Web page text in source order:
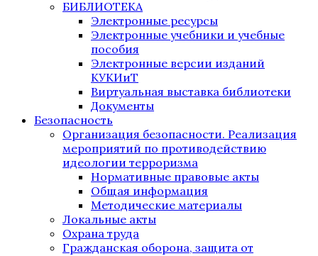
БИБЛИОТЕКА
Электронные ресурсы
Электронные учебники и учебные
пособия
Электронные версии изданий
КУКИиТ
Виртуальная выставка библиотеки
Документы
Безопасность
Организация безопасности. Реализация
мероприятий по противодействию
идеологии терроризма
Нормативные правовые акты
Общая информация
Методические материалы
Локальные акты
Охрана труда
Гражданская оборона, защита от